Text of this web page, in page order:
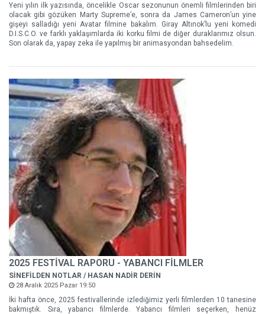
Yeni yılın ilk yazısında, öncelikle Oscar sezonunun önemli filmlerinden biri
olacak gibi gözüken Marty Supreme’e, sonra da James Cameron’un yine
gişeyi salladığı yeni Avatar filmine bakalım. Giray Altınok’lu yeni komedi
D.I.S.C.O. ve farklı yaklaşımlarda iki korku filmi de diğer duraklarımız olsun.
Son olarak da, yapay zeka ile yapılmış bir animasyondan bahsedelim.
2025 FESTİVAL RAPORU - YABANCI FİLMLER
SİNEFİLDEN NOTLAR / HASAN NADİR DERİN
28 Aralık 2025 Pazar 19:50
İki hafta önce, 2025 festivallerinde izlediğimiz yerli filmlerden 10 tanesine
bakmıştık. Sıra, yabancı filmlerde. Yabancı filmleri seçerken, henüz